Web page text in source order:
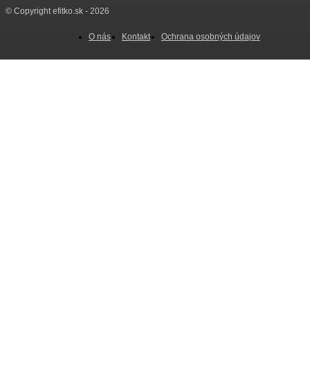
© Copyright efitko.sk - 2026
O nás Kontakt Ochrana osobných údajov